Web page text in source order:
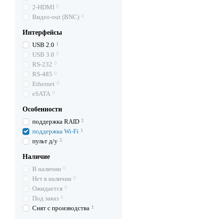
2-HDMI 0
Видео-out (BNC) 0
Интерфейсы
USB 2.0 1
USB 3.0 0
RS-232 0
RS-485 0
Ethernet 0
eSATA 0
Особенности
поддержка RAID 2
поддержка Wi-Fi 1
пульт д/у 5
Наличие
В наличии 0
Нет в наличии 0
Ожидается 0
Под заказ 0
Снят с производства 1